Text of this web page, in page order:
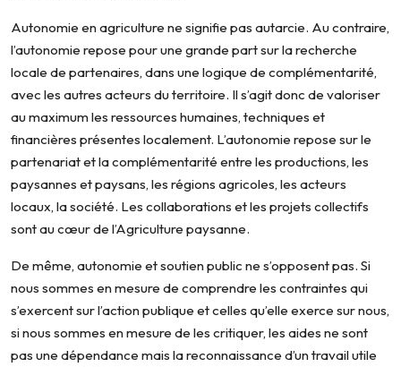
Autonomie en agriculture ne signifie pas autarcie. Au contraire,
l’autonomie repose pour une grande part sur la recherche
locale de partenaires, dans une logique de complémentarité,
avec les autres acteurs du territoire. Il s’agit donc de valoriser
au maximum les ressources humaines, techniques et
financières présentes localement. L’autonomie repose sur le
partenariat et la complémentarité entre les productions, les
paysannes et paysans, les régions agricoles, les acteurs
locaux, la société. Les collaborations et les projets collectifs
sont au cœur de l’Agriculture paysanne.
De même, autonomie et soutien public ne s’opposent pas. Si
nous sommes en mesure de comprendre les contraintes qui
s’exercent sur l’action publique et celles qu’elle exerce sur nous,
si nous sommes en mesure de les critiquer, les aides ne sont
pas une dépendance mais la reconnaissance d’un travail utile